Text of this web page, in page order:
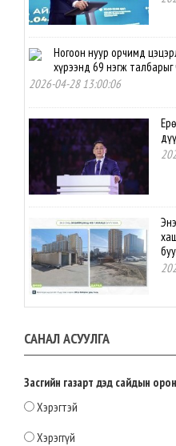
Ногоон нуур орчимд
хүрээнд 69 нэгж талбарыг
2026-04-28 13:00:06
САНАЛ АСУУЛГА
Засгийн газарт дэд сайдын
Хэрэгтэй
Хэрэггүй